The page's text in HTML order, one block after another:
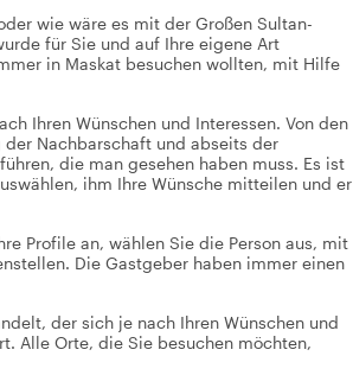
wie wäre es mit der Großen Sultan-
für Sie und auf Ihre eigene Art
in Maskat besuchen wollten, mit Hilfe
Ihren Wünschen und Interessen. Von den
Nachbarschaft und abseits der
die man gesehen haben muss. Es ist
ihm Ihre Wünsche mitteilen und er
Profile an, wählen Sie die Person aus, mit
Die Gastgeber haben immer einen
der sich je nach Ihren Wünschen und
Alle Orte, die Sie besuchen möchten,